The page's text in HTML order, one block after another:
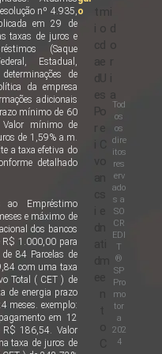
nº 4.935,
em 29 de
taxas de juros e
(Saque
Estadual,
de
da empresa
adicionais
mínimo de 60
mínimo de
de 1,59% a.m.
a taxa efetiva do
detalhado
ao Empréstimo
e máximo de
dos bancos
R$ 1.000,00 para
84 Parcelas de
com uma taxa
Total ( CET ) de
de energia prazo
meses. exemplo:
em 12
R$ 186,54. Valor
taxa de juros de
o
i
c
a
d
e
P
r
m
o
d
e
U
s
o
e
i
d
o
r
i
a
Tod
os
os
dire
itos
res
erv
ado
s a
SO
CR
EDI
T
®
SP
Pro
mo
tor
a
202
4